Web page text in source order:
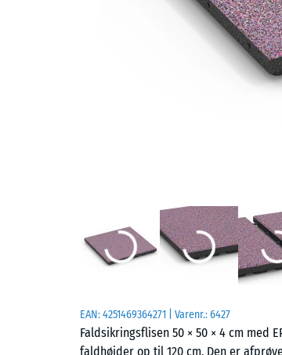
EAN:4251469364271 | Varenr.:6427
Faldsikringsflisen 50 × 50 × 4 cm
faldhøjder op til 120 cm. Den er